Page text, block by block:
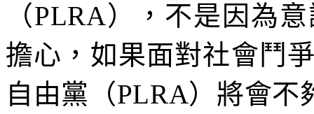
（PLRA），不是因為
擔心，如果面對社會鬥
自由黨（PLRA）將會不